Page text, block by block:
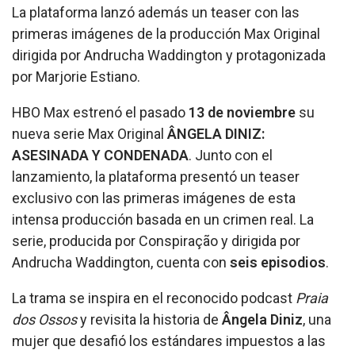
La plataforma lanzó además un teaser con las
primeras imágenes de la producción Max Original
dirigida por Andrucha Waddington y protagonizada
por Marjorie Estiano.
HBO Max estrenó el pasado 13 de noviembre su
nueva serie Max Original ÂNGELA DINIZ:
ASESINADA Y CONDENADA. Junto con el
lanzamiento, la plataforma presentó un teaser
exclusivo con las primeras imágenes de esta
intensa producción basada en un crimen real. La
serie, producida por Conspiração y dirigida por
Andrucha Waddington, cuenta con seis episodios.
La trama se inspira en el reconocido podcast Praia
dos Ossosy revisita la historia de Ângela Diniz, una
mujer que desafió los estándares impuestos a las